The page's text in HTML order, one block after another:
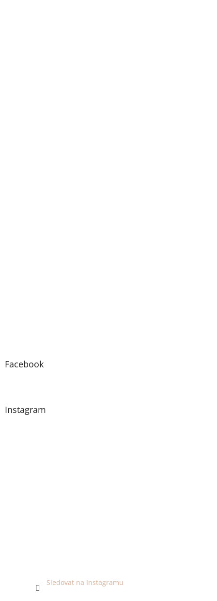
Facebook
Instagram
Sledovat na Instagramu